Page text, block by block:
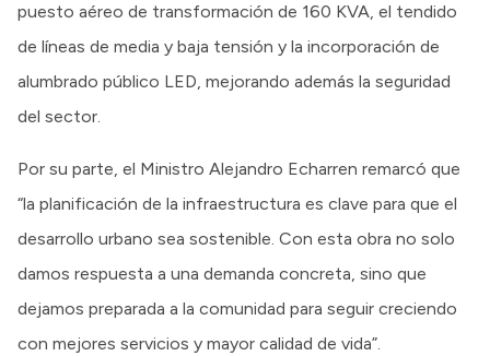
puesto aéreo de transformación de 160 KVA, el tendido
de líneas de media y baja tensión y la incorporación de
alumbrado público LED, mejorando además la seguridad
del sector.
Por su parte, el Ministro Alejandro Echarren remarcó que
“la planificación de la infraestructura es clave para que el
desarrollo urbano sea sostenible. Con esta obra no solo
damos respuesta a una demanda concreta, sino que
dejamos preparada a la comunidad para seguir creciendo
con mejores servicios y mayor calidad de vida”.